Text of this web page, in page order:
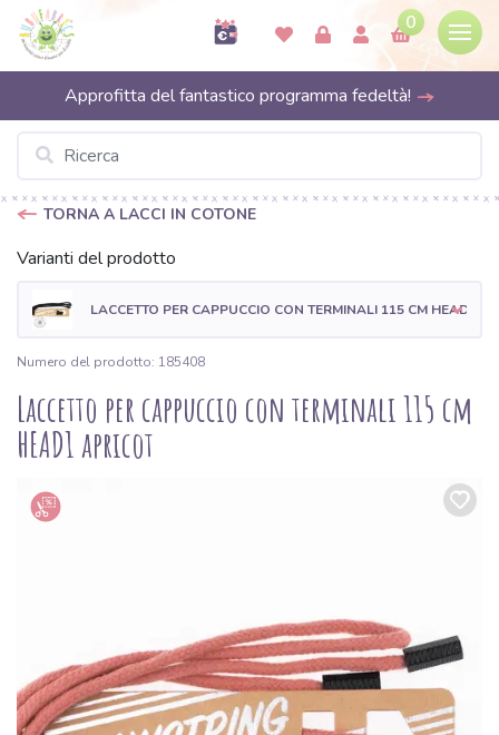
0
Approfitta del fantastico programma fedeltà!
TORNA A LACCI IN COTONE
Varianti del prodotto
LACCETTO PER CAPPUCCIO CON TERMINALI 115 CM HEAD1
Numero del prodotto: 185408
Laccetto per cappuccio con terminali 115 cm
HEAD1 apricot